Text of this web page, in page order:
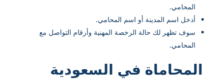
المحامي.
أدخل اسم المدينة أو اسم المحامي.
سوف تظهر لك حالة الرخصة المهنية وأرقام التواصل مع
المحامي.
المحاماة في السعودية